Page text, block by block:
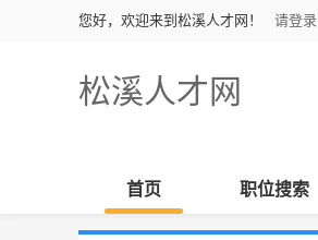
您好，欢迎来到松溪人才网！ 请登录
松溪人才网
首页 职位搜索